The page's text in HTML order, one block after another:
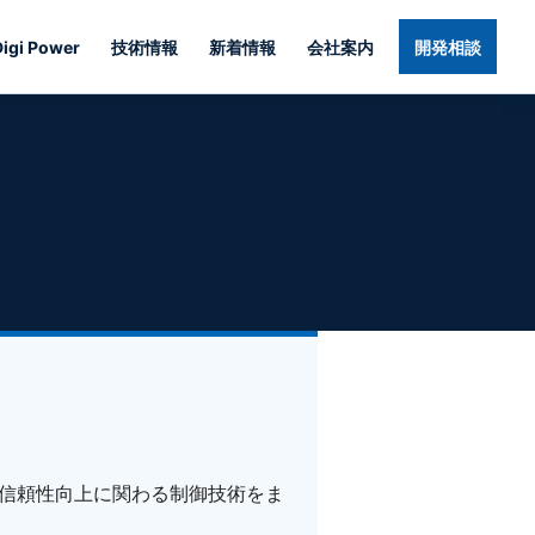
Power 技術情報 新着情報 会社案内 開発相談
頼性向上に関わる制御技術をま